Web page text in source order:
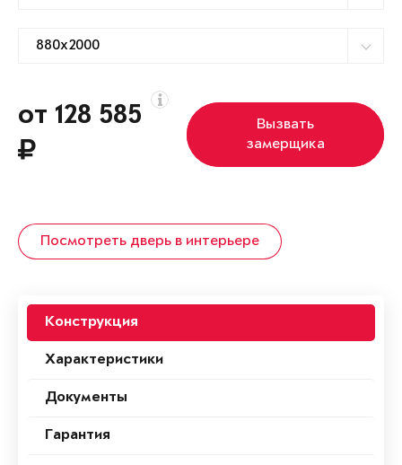
от 128 585
Вызвать
замерщика
Посмотреть дверь в интерьере
Конструкция
Характеристики
Документы
Гарантия